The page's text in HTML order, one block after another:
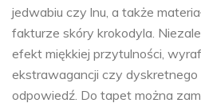
jedwabiu czy lnu, a także
fakturze skóry krokodyla.
efekt miękkiej przytulności,
ekstrawagancji czy dyskretnego
odpowiedź. Do tapet można